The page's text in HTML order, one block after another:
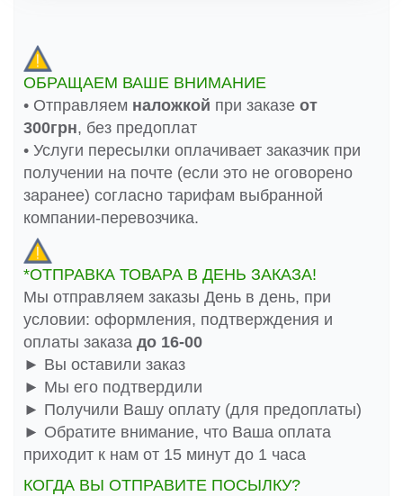
ОБРАЩАЕМ ВАШЕ ВНИМАНИЕ
• Отправляем наложкой при заказе от
300грн, без предоплат
• Услуги пересылки оплачивает заказчик при
получении на почте (если это не оговорено
заранее) согласно тарифам выбранной
компании-перевозчика.
*ОТПРАВКА ТОВАРА В ДЕНЬ ЗАКАЗА!
Мы отправляем заказы День в день, при
условии: оформления, подтверждения и
оплаты заказа до 16-00
► Вы оставили заказ
► Мы его подтвердили
► Получили Вашу оплату (для предоплаты)
► Обратите внимание, что Ваша оплата
приходит к нам от 15 минут до 1 часа
КОГДА ВЫ ОТПРАВИТЕ ПОСЫЛКУ?